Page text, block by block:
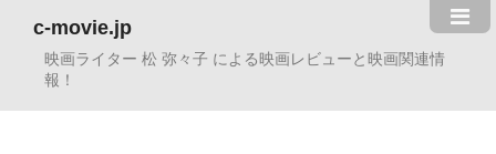
c-movie.jp
映画ライター 松 弥々子 による映画レビューと映画関連情
報！